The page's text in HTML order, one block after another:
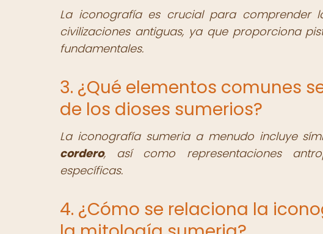
La iconografía es crucial para comprender
civilizaciones antiguas, ya que proporciona
fundamentales.
3. ¿Qué elementos comunes
de los dioses sumerios?
La iconografía sumeria a menudo incluye
cordero, así como representaciones
específicas.
4. ¿Cómo se relaciona la